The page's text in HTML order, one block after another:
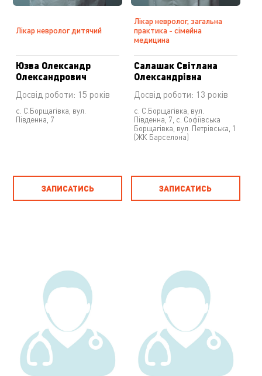
Лікар невролог дитячий
Юзва Олександр
Олександрович
Досвід роботи: 15 років
с. С.Борщагівка, вул.
Південна, 7
ЗАПИСАТИСЬ
Лікар невролог, загальна
практика - сімейна
медицина
Салашак Світлана
Олександрівна
Досвід роботи: 13 років
с. С.Борщагівка, вул.
Південна, 7, с. Софіївська
Борщагівка, вул. Петрівська, 1
(ЖК Барселона)
ЗАПИСАТИСЬ